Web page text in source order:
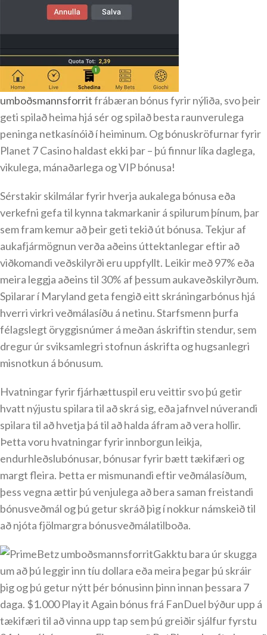
umboðsmannsforritfrábæran bónus fyrir nýliða, svo þeir
geti spilað heima hjá sér og spilað besta raunverulega
peninga netkasínóið í heiminum. Og bónuskröfurnar fyrir
Planet 7 Casino haldast ekki þar – þú finnur líka daglega,
vikulega, mánaðarlega og VIP bónusa!
Sérstakir skilmálar fyrir hverja aukalega bónusa eða
verkefni gefa til kynna takmarkanir á spilurum þínum, þar
sem fram kemur að þeir geti tekið út bónusa. Tekjur af
aukafjármögnun verða aðeins úttektanlegar eftir að
viðkomandi veðskilyrði eru uppfyllt. Leikir með 97% eða
meira leggja aðeins til 30% af þessum aukaveðskilyrðum.
Spilarar í Maryland geta fengið eitt skráningarbónus hjá
hverri virkri veðmálasíðu á netinu. Starfsmenn þurfa
félagslegt öryggisnúmer á meðan áskriftin stendur, sem
dregur úr sviksamlegri stofnun áskrifta og hugsanlegri
misnotkun á bónusum.
Hvatningar fyrir fjárhættuspil eru veittir svo þú getir
hvatt nýjustu spilara til að skrá sig, eða jafnvel núverandi
spilara til að hvetja þá til að halda áfram að vera hollir.
Þetta voru hvatningar fyrir innborgun leikja,
endurhleðslubónusar, bónusar fyrir bætt tækifæri og
margt fleira. Þetta er mismunandi eftir veðmálasíðum,
þess vegna ættir þú venjulega að bera saman freistandi
bónusveðmál og þú getur skráð þig í nokkur námskeið til
að njóta fjölmargra bónusveðmálatilboða.
Gakktu bara úr skugga
um að þú leggir inn tíu dollara eða meira þegar þú skráir
þig og þú getur nýtt þér bónusinn þinn innan þessara 7
daga. $1.000 Play it Again bónus frá FanDuel býður upp á
tækifæri til að vinna upp tap sem þú greiðir sjálfur fyrstu